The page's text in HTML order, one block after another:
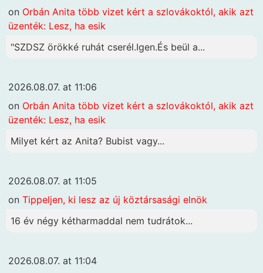
on Orbán Anita több vizet kért a szlovákoktól, akik azt
üzenték: Lesz, ha esik
"SZDSZ örökké ruhát cserél.Igen.És beül a...
2026.08.07. at 11:06
on Orbán Anita több vizet kért a szlovákoktól, akik azt
üzenték: Lesz, ha esik
Milyet kért az Anita? Bubist vagy...
2026.08.07. at 11:05
on Tippeljen, ki lesz az új köztársasági elnök
16 év négy kétharmaddal nem tudrátok...
2026.08.07. at 11:04